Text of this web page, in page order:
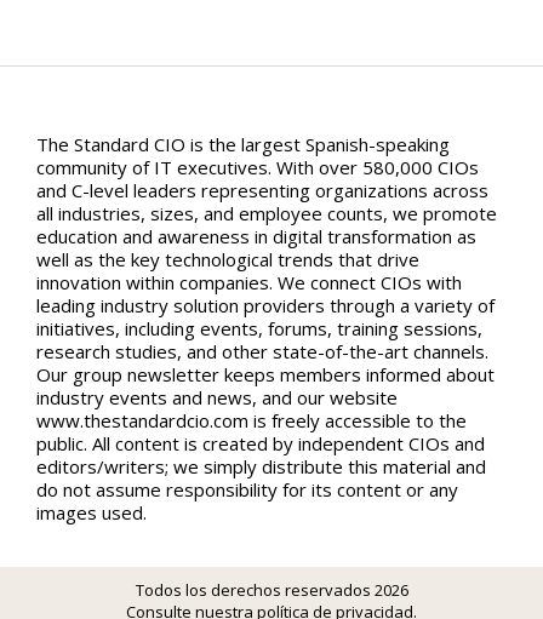
The Standard CIO is the largest Spanish-speaking
community of IT executives. With over 580,000 CIOs
and C-level leaders representing organizations across
all industries, sizes, and employee counts, we promote
education and awareness in digital transformation as
well as the key technological trends that drive
innovation within companies. We connect CIOs with
leading industry solution providers through a variety of
initiatives, including events, forums, training sessions,
research studies, and other state-of-the-art channels.
Our group newsletter keeps members informed about
industry events and news, and our website
www.thestandardcio.com is freely accessible to the
public. All content is created by independent CIOs and
editors/writers; we simply distribute this material and
do not assume responsibility for its content or any
images used.
Todos los derechos reservados 2026
Consulte nuestra política de privacidad.